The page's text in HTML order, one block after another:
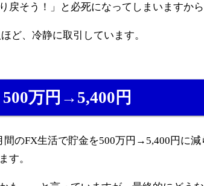
戻そう！」と必死になってしまいますから
ど、冷静に取引しています。
万円→5,400円
間のFX生活で貯金を500万円→5,400円に
す。